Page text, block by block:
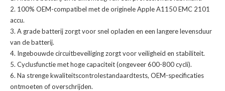
100% OEM-compatibel met deoriginele Apple A1150 EMC 2101
accu.
A grade batterij zorgt voor snel opladen en een langere levensduur
van de batterij.
Ingebouwde circuitbeveiliging zorgt voor veiligheid en stabiliteit.
Cyclusfunctie met hoge capaciteit (ongeveer 600-800 cycli).
Na strenge kwaliteitscontrolestandaardtests, OEM-specificaties
ontmoeten of overschrijden.